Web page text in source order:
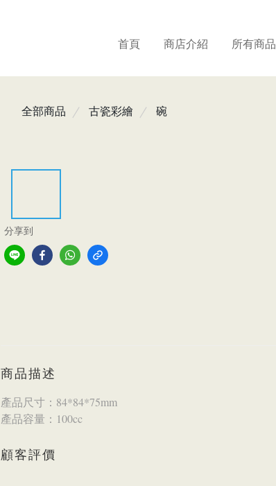
首頁 商店介紹 所有商品
全部商品 古瓷彩繪 碗
分享到
商品描述
產品尺寸：84*84*75mm
產品容量：100cc
顧客評價